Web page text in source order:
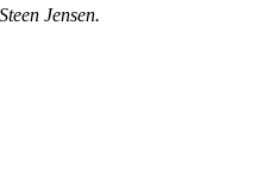
Jensen.